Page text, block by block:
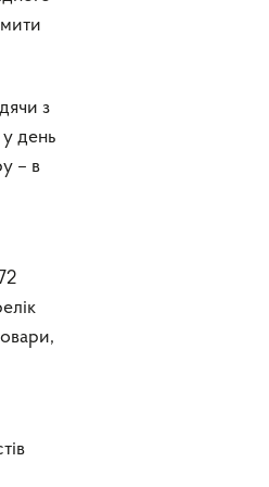
з
у день
– в